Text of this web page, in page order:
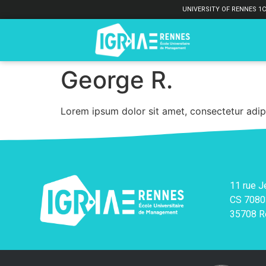
UNIVERSITY OF RENNES 1
George R.
Lorem ipsum dolor sit amet, consectetur
11 rue
CS
35708